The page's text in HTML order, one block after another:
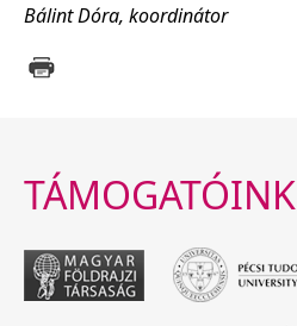
Bálint Dóra, koordinátor
TÁMOGATÓINK